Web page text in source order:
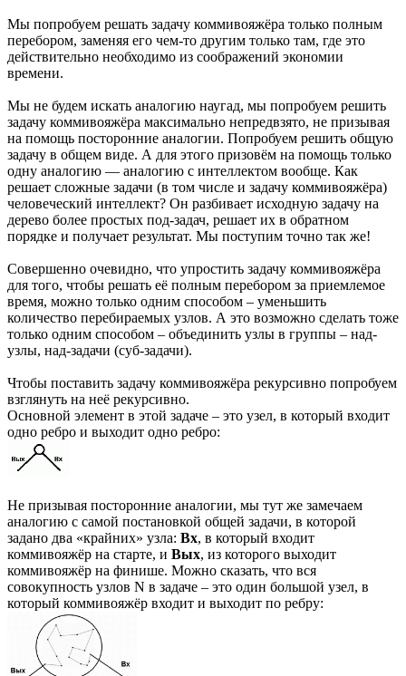
Мы попробуем решать задачу коммивояжёра только полным
перебором, заменяя его чем-то другим только там, где это
действительно необходимо из соображений экономии
времени.
Мы не будем искать аналогию наугад, мы попробуем решить
задачу коммивояжёра максимально непредвзято, не призывая
на помощь посторонние аналогии. Попробуем решить общую
задачу в общем виде. А для этого призовём на помощь только
одну аналогию — аналогию с интеллектом вообще. Как
решает сложные задачи (в том числе и задачу коммивояжёра)
человеческий интеллект? Он разбивает исходную задачу на
дерево более простых под-задач, решает их в обратном
порядке и получает результат. Мы поступим точно так же!
Совершенно очевидно, что упростить задачу коммивояжёра
для того, чтобы решать её полным перебором за приемлемое
время, можно только одним способом – уменьшить
количество перебираемых узлов. А это возможно сделать тоже
только одним способом – объединить узлы в группы – над-
узлы, над-задачи (суб-задачи).
Чтобы поставить задачу коммивояжёра рекурсивно попробуем
взглянуть на неё рекурсивно.
Основной элемент в этой задаче – это узел, в который входит
одно ребро и выходит одно ребро:
Не призывая посторонние аналогии, мы тут же замечаем
аналогию с самой постановкой общей задачи, в которой
задано два «крайних» узла: Вх, в который входит
коммивояжёр на старте, и Вых, из которого выходит
коммивояжёр на финише. Можно сказать, что вся
совокупность узлов N в задаче – это один большой узел, в
который коммивояжёр входит и выходит по ребру: